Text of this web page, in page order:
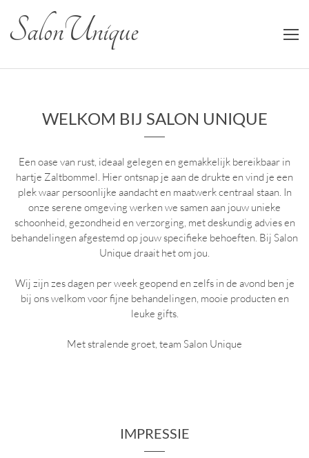
Salon Unique
WELKOM BIJ SALON UNIQUE
Een oase van rust, ideaal gelegen en gemakkelijk bereikbaar in
hartje Zaltbommel. Hier ontsnap je aan de drukte en vind je een
plek waar persoonlijke aandacht en maatwerk centraal staan. In
onze serene omgeving werken we samen aan jouw unieke
schoonheid, gezondheid en verzorging, met deskundig advies en
behandelingen afgestemd op jouw specifieke behoeften. Bij Salon
Unique draait het om jou.
Wij zijn zes dagen per week geopend en zelfs in de avond ben je
bij ons welkom voor fijne behandelingen, mooie producten en
leuke gifts.
Met stralende groet, team Salon Unique
IMPRESSIE